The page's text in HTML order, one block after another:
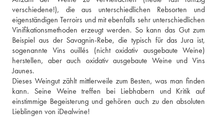
verschiedene!), die aus unterschiedlichen Rebsorten und
eigenständigen Terroirs und mit ebenfalls sehr unterschiedlichen
Vinifikationsmethoden erzeugt werden. So kann das Gut zum
Beispiel aus der Savagnin-Rebe, die typisch für das Jura ist,
sogenannte Vins ouillés (nicht oxidativ ausgebaute Weine)
herstellen, aber auch oxidativ ausgebaute Weine und Vins
Jaunes.
Dieses Weingut zählt mittlerweile zum Besten, was man finden
kann. Seine Weine treffen bei Liebhabern und Kritik auf
einstimmige Begeisterung und gehören auch zu den absoluten
Lieblingen von iDealwine!